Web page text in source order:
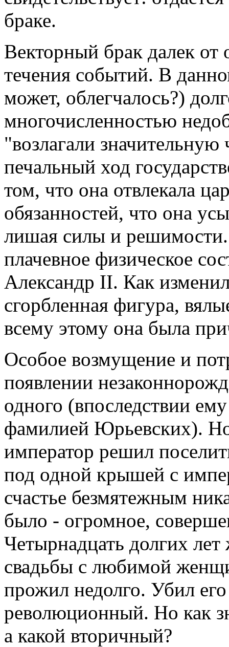
браке.
Векторный брак далек
течения событий. В
может, облегчалось?)
многочисленностью
"возлагали значительную
печальный ход
том, что она отвлекала
обязанностей, что она
лишая силы и решимости.
плачевное физическое
Александр II. Как
сгорбленная фигура,
всему этому она была
Особое возмущение и
появлении
одного (впоследствии
фамилией Юрьевских).
император решил
под одной крышей с
счастье безмятежным
было - огромное,
Четырнадцать долгих
свадьбы с любимой
прожил недолго. Убил
революционный. Но как
а какой вторичный?